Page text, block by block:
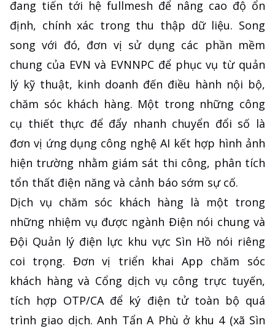
đang tiến tới hệ fullmesh để nâng cao độ ổn
định, chính xác trong thu thập dữ liệu. Song
song với đó, đơn vị sử dụng các phần mềm
chung của EVN và EVNNPC để phục vụ từ quản
lý kỹ thuật, kinh doanh đến điều hành nội bộ,
chăm sóc khách hàng. Một trong những công
cụ thiết thực để đẩy nhanh chuyển đổi số là
đơn vị ứng dụng công nghệ AI kết hợp hình ảnh
hiện trường nhằm giám sát thi công, phân tích
tổn thất điện năng và cảnh báo sớm sự cố.
Dịch vụ chăm sóc khách hàng là một trong
những nhiệm vụ được ngành Điện nói chung và
Đội Quản lý điện lực khu vực Sìn Hồ nói riêng
coi trọng. Đơn vị triển khai App chăm sóc
khách hàng và Cổng dịch vụ công trực tuyến,
tích hợp OTP/CA để ký điện tử toàn bộ quá
trình giao dịch. Anh Tẩn A Phù ở khu 4 (xã Sìn